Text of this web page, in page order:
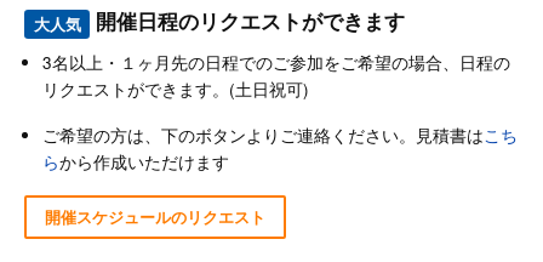
大人気 開催日程のリクエストができます
3名以上・１ヶ月先の日程でのご参加をご希望の場合、日程の
リクエストができます。(土日祝可)
ご希望の方は、下のボタンよりご連絡ください。見積書はこち
らから作成いただけます
開催スケジュールのリクエスト